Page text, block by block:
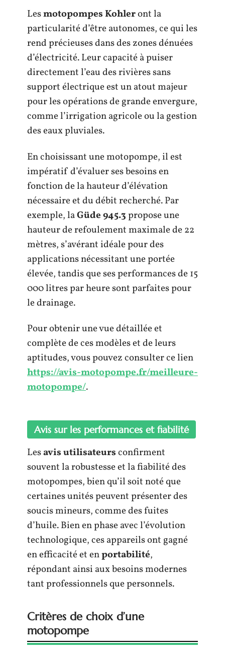
Lesmotopompes Kohleront la
particularité d’être autonomes, ce qui les
rend précieuses dans des zones dénuées
d’électricité. Leur capacité à puiser
directement l’eau des rivières sans
support électrique est un atout majeur
pour les opérations de grande envergure,
comme l’irrigation agricole ou la gestion
des eaux pluviales.
En choisissant une motopompe, il est
impératif d’évaluer ses besoins en
fonction de la hauteur d’élévation
nécessaire et du débit recherché. Par
exemple, laGüde 945.3propose une
hauteur de refoulement maximale de 22
mètres, s’avérant idéale pour des
applications nécessitant une portée
élevée, tandis que ses performances de 15
000 litres par heure sont parfaites pour
le drainage.
Pour obtenir une vue détaillée et
complète de ces modèles et de leurs
aptitudes, vous pouvez consulter ce lien
https://avis-motopompe.fr/meilleure-
motopompe/.
Avis sur les performances et fiabilité
Lesavis utilisateursconfirment
souvent la robustesse et la fiabilité des
motopompes, bien qu’il soit noté que
certaines unités peuvent présenter des
soucis mineurs, comme des fuites
d’huile. Bien en phase avec l’évolution
technologique, ces appareils ont gagné
en efficacité et enportabilité,
répondant ainsi aux besoins modernes
tant professionnels que personnels.
Critères de choix d’une
motopompe